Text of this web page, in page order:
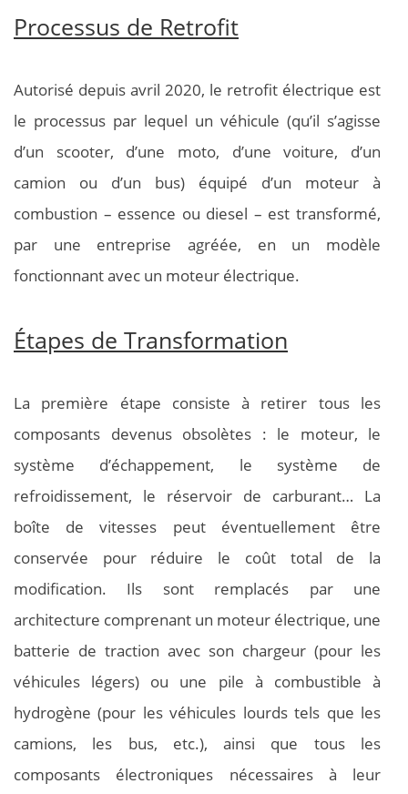
Processus de Retrofit
Autorisé depuis avril 2020, le retrofit électrique est
le processus par lequel un véhicule (qu’il s’agisse
d’un scooter, d’une moto, d’une voiture, d’un
camion ou d’un bus) équipé d’un moteur à
combustion – essence ou diesel – est transformé,
par une entreprise agréée, en un modèle
fonctionnant avec un moteur électrique.
Étapes de Transformation
La première étape consiste à retirer tous les
composants devenus obsolètes : le moteur, le
système d’échappement, le système de
refroidissement, le réservoir de carburant… La
boîte de vitesses peut éventuellement être
conservée pour réduire le coût total de la
modification. Ils sont remplacés par une
architecture comprenant un moteur électrique, une
batterie de traction avec son chargeur (pour les
véhicules légers) ou une pile à combustible à
hydrogène (pour les véhicules lourds tels que les
camions, les bus, etc.), ainsi que tous les
composants électroniques nécessaires à leur